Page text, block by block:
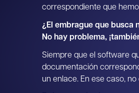
correspondiente que
¿El embrague que busca
No hay problema,
Siempre que el software
documentación
un enlace. En ese caso,